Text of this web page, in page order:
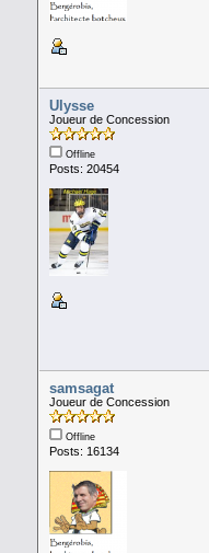
Ulysse
Joueur de Concession
Offline
Posts: 20454
samsagat
Joueur de Concession
Offline
Posts: 16134